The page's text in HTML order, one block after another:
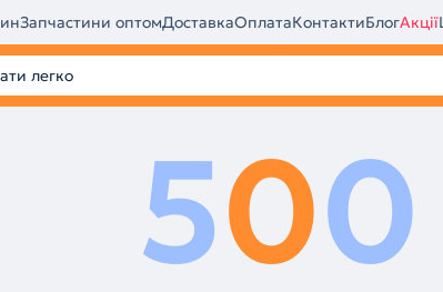
Запчастини оптомДоставкаОплатаКонтактиБлогАкції
500